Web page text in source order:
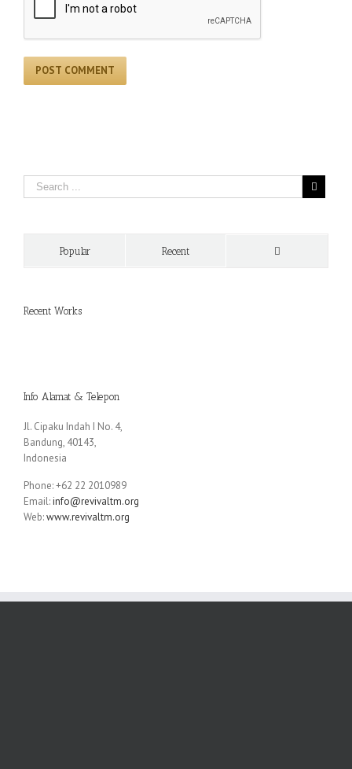
Popular Recent
Recent Works
Info Alamat & Telepon
Jl. Cipaku Indah I No. 4,
Bandung, 40143,
Indonesia
Phone: +62 22 2010989
Email:info@revivaltm.org
Web:www.revivaltm.org